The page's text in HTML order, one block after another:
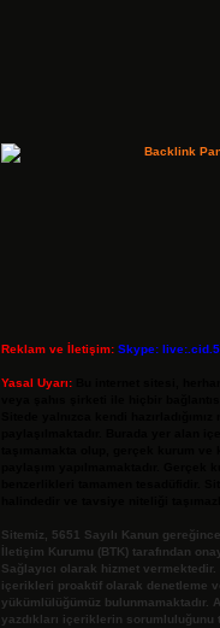
Reklam ve İletişim: Skype:
Yasal Uyarı:
Sitemiz, 5651 Sayılı Kanun
İletişim Kurumu (BTK) tarafından
Sağlayıcı olarak hizmet
içerikleri proaktif olarak denetleme
yükümlülüğümüz bulunmamaktadır.
yazdıkları içeriklerin sorumluluğunu